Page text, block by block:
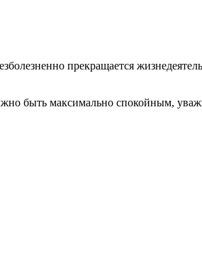
прекращается
быть максимально спокойным,